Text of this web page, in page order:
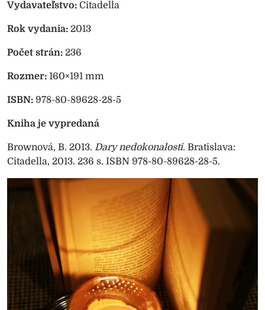
Vydavateľstvo: Citadella
Rok vydania: 2013
Počet strán: 236
Rozmer: 160×191 mm
ISBN: 978-80-89628-28-5
Kniha je vypredaná
Brownová, B. 2013. Dary nedokonalosti. Bratislava:
Citadella, 2013. 236 s. ISBN 978-80-89628-28-5.